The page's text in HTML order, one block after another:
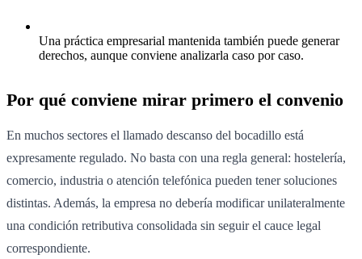
Una práctica empresarial mantenida también puede generar
derechos, aunque conviene analizarla caso por caso.
Por qué conviene mirar primero el convenio
En muchos sectores el llamado descanso del bocadillo está
expresamente regulado. No basta con una regla general: hostelería,
comercio, industria o atención telefónica pueden tener soluciones
distintas. Además, la empresa no debería modificar unilateralmente
una condición retributiva consolidada sin seguir el cauce legal
correspondiente.